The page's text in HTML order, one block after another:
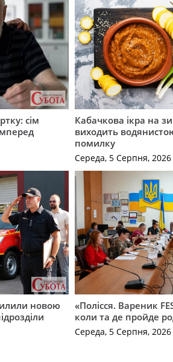
сім
Кабачкова ікра на
виходить
помилку
Середа, 5 Серпня, 2026
новою
«Полісся. Вареник
коли та де пройде
Середа, 5 Серпня, 2026